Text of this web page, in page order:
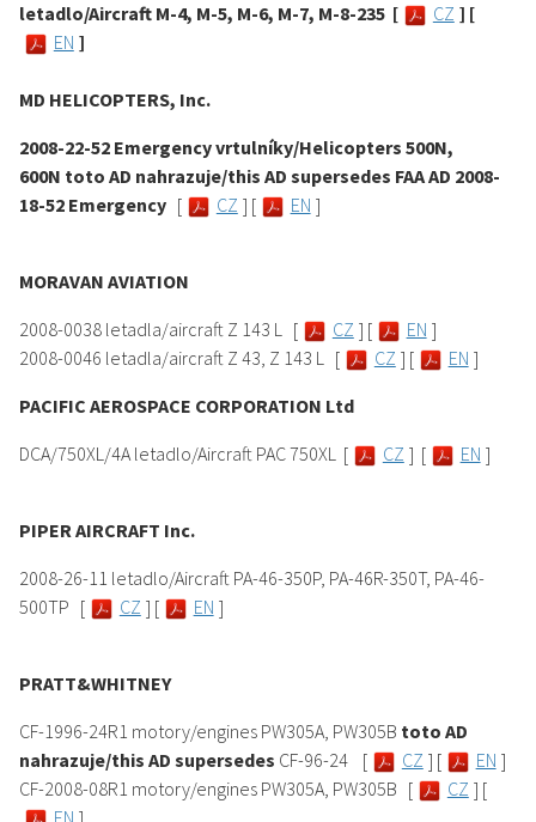
letadlo/Aircraft M-4, M-5, M-6, M-7, M-8-235 [
CZ ] [
EN ]
MD HELICOPTERS, Inc.
2008-22-52 Emergency vrtulníky/Helicopters 500N,
600N toto AD nahrazuje/this AD supersedes FAA AD 2008-
18-52 Emergency [ CZ ] [ EN ]
MORAVAN AVIATION
2008-0038 letadla/aircraft Z 143 L [
CZ ] [ EN ]
2008-0046 letadla/aircraft Z 43, Z 143 L [
CZ ] [ EN ]
PACIFIC AEROSPACE CORPORATION Ltd
DCA/750XL/4A letadlo/Aircraft PAC 750XL [
CZ ] [ EN ]
PIPER AIRCRAFT Inc.
2008-26-11 letadlo/Aircraft PA-46-350P, PA-46R-350T, PA-46-
500TP [
CZ ] [ EN ]
PRATT&WHITNEY
CF-1996-24R1 motory/engines PW305A, PW305B toto AD
nahrazuje/this AD supersedes CF-96-24 [ CZ ] [ EN ]
CF-2008-08R1 motory/engines PW305A, PW305B [
CZ ] [